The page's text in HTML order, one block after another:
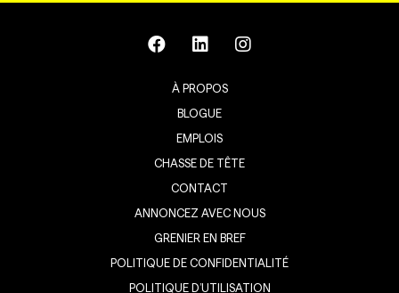
À PROPOS
BLOGUE
EMPLOIS
CHASSE DE TÊTE
CONTACT
ANNONCEZ AVEC NOUS
GRENIER EN BREF
POLITIQUE DE CONFIDENTIALITÉ
POLITIQUE D’UTILISATION